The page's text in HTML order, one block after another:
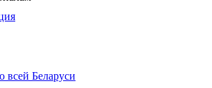
всей Беларуси